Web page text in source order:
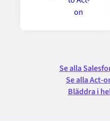
Se alla
Se alla Act-
Bläddra i